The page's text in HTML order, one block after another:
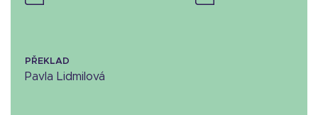
PŘEKLAD
Pavla Lidmilová